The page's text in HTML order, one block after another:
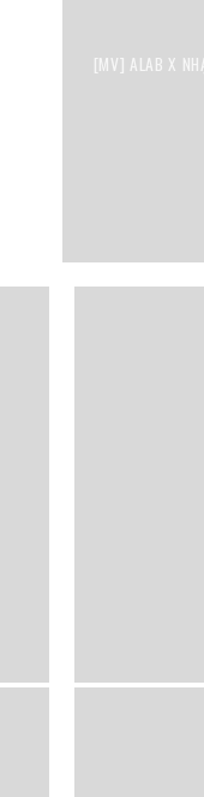
[MV] ALAB X